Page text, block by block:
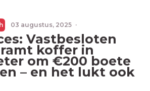
03 augustus, 2025 ·
Vastbesloten
koffer in
om €200 boete
– en het lukt ook